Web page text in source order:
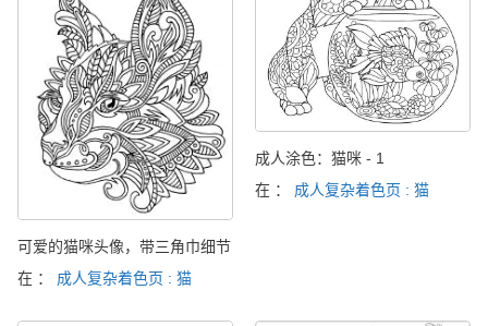
可爱的猫咪头像，带三角巾细节
在 ： 成人复杂着色页 : 猫
成人涂色：猫咪 - 1
在 ： 成人复杂着色页 : 猫